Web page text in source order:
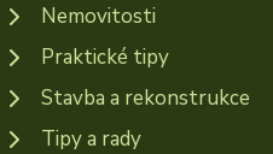
Nemovitosti
Praktické tipy
Stavba a rekonstrukce
Tipy a rady